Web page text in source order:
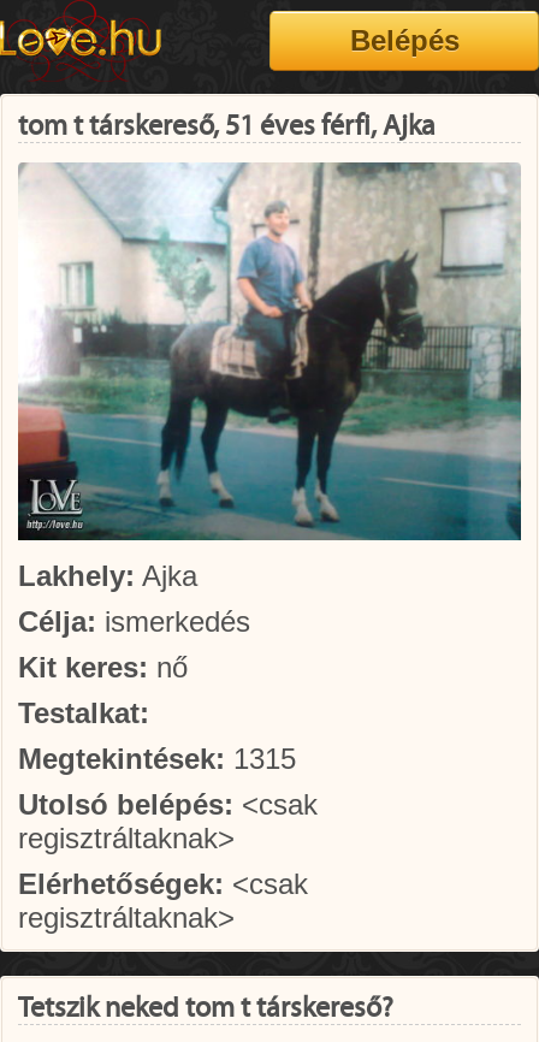
tom t társkereső, 51 éves férfi, Ajka
Lakhely: Ajka
Célja: ismerkedés
Kit keres: nő
Testalkat:
Megtekintések: 1315
Utolsó belépés: <csak
regisztráltaknak>
Elérhetőségek: <csak
regisztráltaknak>
Tetszik neked tom t társkereső?